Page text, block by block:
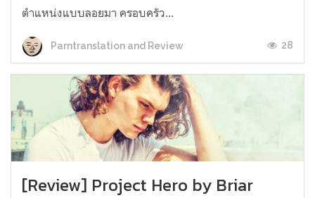
ตำแหน่งแบบลอยมา ครอบครัว...
Parntranslation and Review 28
[Review] Project Hero by Briar